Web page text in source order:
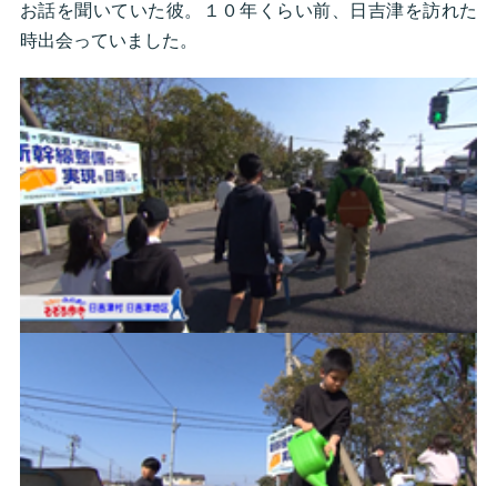
お話を聞いていた彼。１０年くらい前、日吉津を訪れた
時出会っていました。